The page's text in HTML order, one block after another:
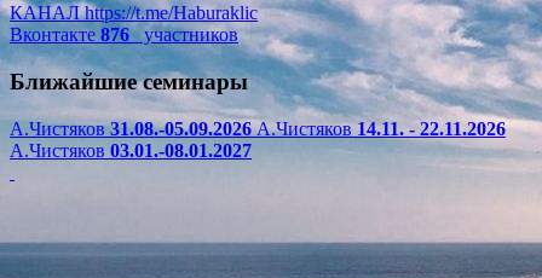
КАНАЛhttps://t.me/Haburaklic
Вконтакте 876участников
Ближайшие семинары
А.Чистяков31.08.-05.09.2026 А.Чистяков14.11. - 22.11.2026
А.Чистяков 03.01.-08.01.2027